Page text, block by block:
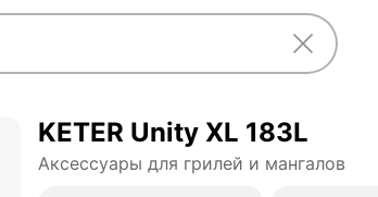
KETER Unity XL 183L
Аксессуары для грилей и мангалов